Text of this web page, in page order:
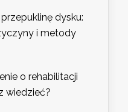
dysku:
i metody
o rehabilitacji
wiedzieć?